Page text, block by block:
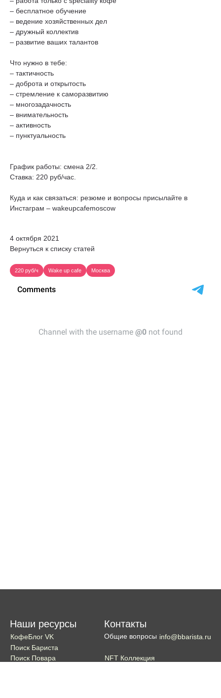
– бесплатное обучение
– ведение хозяйственных дел
– дружный коллектив
– развитие ваших талантов
Что нужно в тебе:
– тактичность
– доброта и открытость
– стремление к саморазвитию
– многозадачность
– внимательность
– активность
– пунктуальность
График работы: смена 2/2.
Ставка: 220 руб/час.
Куда и как связаться: резюме и вопросы присылайте в
Инстаграм – wakeupcafemoscow
4 октября 2021
Вернуться к списку статей
220 руб/ч Wake up cafe Москва
Наши ресурсы
КофеБлог VK
Поиск Бариста
Поиск Повара
Контакты
Общие вопросы info@bbarista.ru
NFT Коллекция